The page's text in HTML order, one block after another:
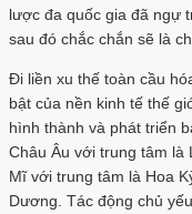
lược đa quốc gia đã ngự
sau đó chắc chắn sẽ là
Đi liền xu thế toàn cầu
bật của nền kinh tế thế
hình thành và phát triển
Châu Âu với trung tâm là
Mĩ với trung tâm là Hoa
Dương. Tác động chủ